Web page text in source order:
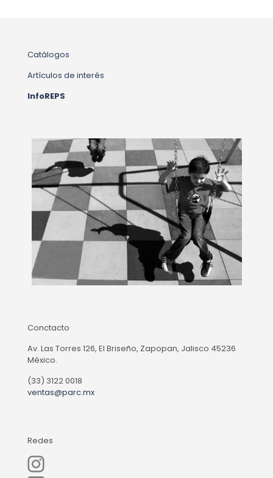
Catálogos
Artículos de interés
InfoREPS
Conctacto
Av. Las Torres 126, El Briseño, Zapopan, Jalisco 45236
México.
(33) 3122 0018
ventas@parc.mx
Redes